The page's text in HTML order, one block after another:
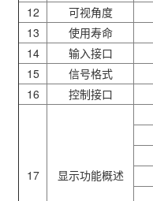
12
可视角度
13
使用寿命
14
输入接口
15
信号格式
16
控制接口
17 显示功能概述